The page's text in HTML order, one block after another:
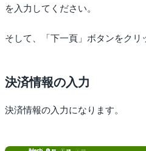
を入力してください。
そして、「下一頁」ボタンをクリ
決済情報の入力
決済情報の入力になります。